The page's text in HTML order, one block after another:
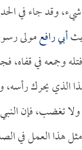
وقد جاء في
أبي رافعمولى
وجمعه في قفاه،
الذي يحرك
تغضب، فإن
هذا العمل في